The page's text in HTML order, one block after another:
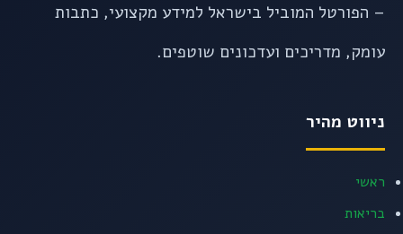
– הפורטל המוביל בישראל למידע מקצועי, כתבות
עומק, מדריכים ועדכונים שוטפים.
ניווט מהיר
ראשי
בריאות